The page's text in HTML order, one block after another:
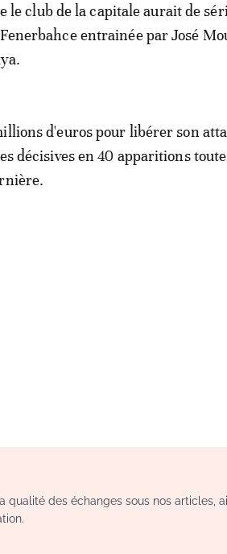
club de la capitale aurait de
entrainée par José
d'euros pour libérer son
décisives en 40 apparitions
qualité des échanges sous nos articles,